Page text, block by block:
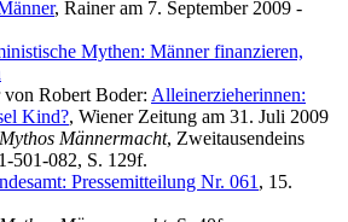
, Rainer am 7. September 2009 -
Mythen: Männer finanzieren,
von Robert Boder: Alleinerzieherinnen:
Kind?, Wiener Zeitung am 31. Juli 2009
Mythos Männermacht, Zweitausendeins
501-082, S. 129f.
Pressemitteilung Nr. 061 , 15.